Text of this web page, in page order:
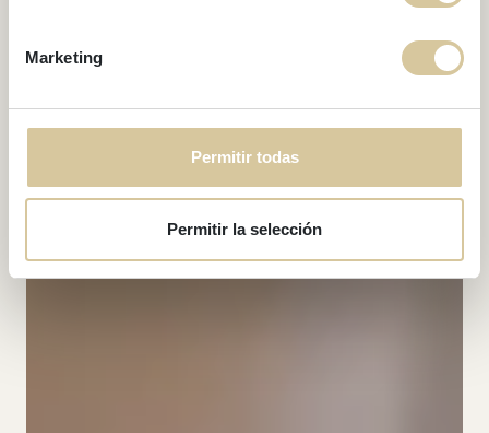
Marketing
Permitir todas
Permitir la selección